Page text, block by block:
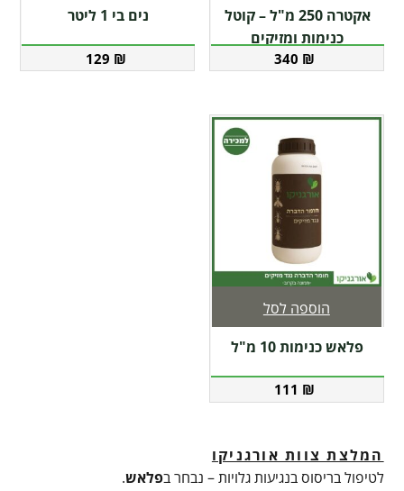
אקטרה 250 מ"ל – קוטל
כנימות ומזיקים
340 ₪
נים בי 1 ליטר
129 ₪
פלאש כנימות 10 מ"ל
111 ₪
הוספה לסל
המלצת צוות אורגניקו
לטיפול בריסוס בנגיעות גלויות – נבחר בפלאש.